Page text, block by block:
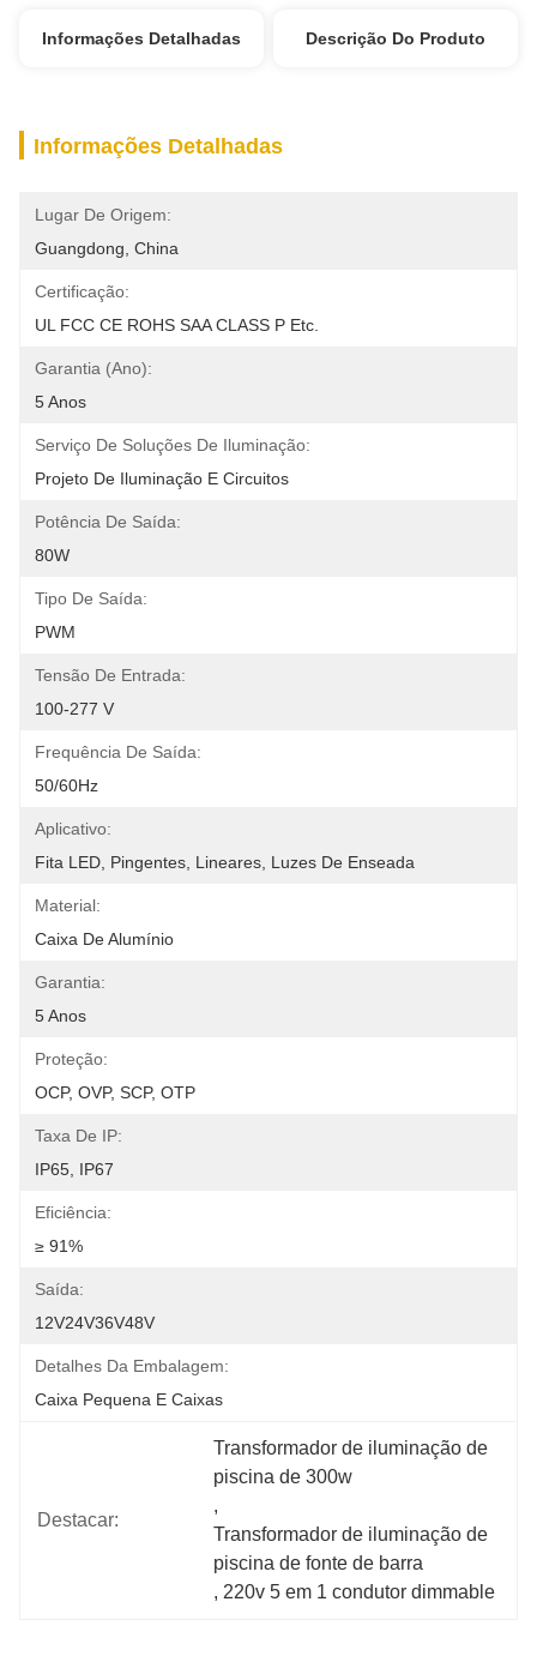
Informações Detalhadas Descrição Do Produto
Informações Detalhadas
Lugar De Origem:
Guangdong, China
Certificação:
UL FCC CE ROHS SAA CLASS P Etc.
Garantia (Ano):
5 Anos
Serviço De Soluções De Iluminação:
Projeto De Iluminação E Circuitos
Potência De Saída:
80W
Tipo De Saída:
PWM
Tensão De Entrada:
100-277 V
Frequência De Saída:
50/60Hz
Aplicativo:
Fita LED, Pingentes, Lineares, Luzes De Enseada
Material:
Caixa De Alumínio
Garantia:
5 Anos
Proteção:
OCP, OVP, SCP, OTP
Taxa De IP:
IP65, IP67
Eficiência:
≥ 91%
Saída:
12V24V36V48V
Detalhes Da Embalagem:
Caixa Pequena E Caixas
Destacar:
Transformador de iluminação de
piscina de 300w
,
Transformador de iluminação de
piscina de fonte de barra
, 220v 5 em 1 condutor dimmable